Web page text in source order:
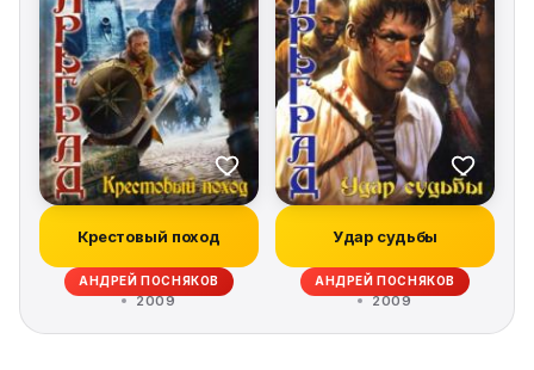
Крестовый поход
АНДРЕЙ ПОСНЯКОВ
2009
Удар судьбы
АНДРЕЙ ПОСНЯКОВ
2009